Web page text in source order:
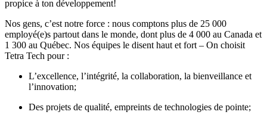
propice à ton développement!
Nos gens, c’est notre force : nous comptons plus de 25 000
employé(e)s partout dans le monde, dont plus de 4 000 au Canada et
1 300 au Québec. Nos équipes le disent haut et fort – On choisit
Tetra Tech pour :
L’excellence, l’intégrité, la collaboration, la bienveillance et
l’innovation;
Des projets de qualité, empreints de technologies de pointe;